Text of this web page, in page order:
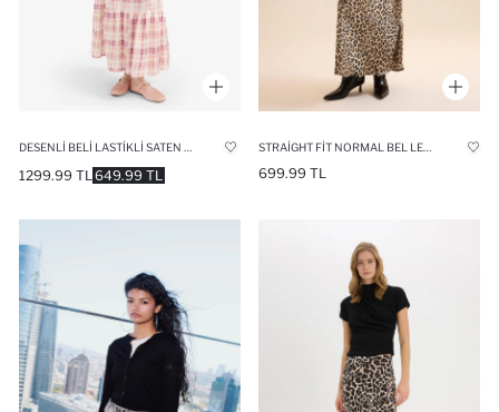
649.99 TL
1299.99 TL 699.99 TL